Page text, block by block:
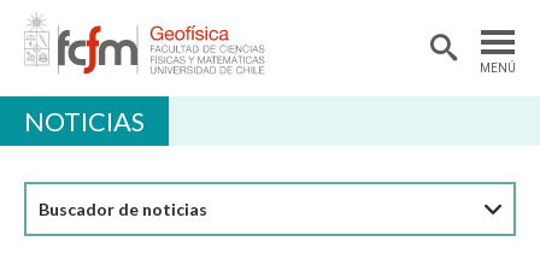
MENÚ
NOTICIAS
Buscador de noticias